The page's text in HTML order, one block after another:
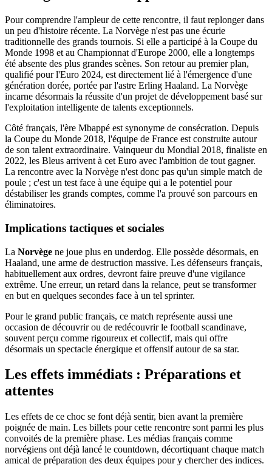
Pour comprendre l'ampleur de cette rencontre, il faut replonger dans
un peu d'histoire récente. La Norvège n'est pas une écurie
traditionnelle des grands tournois. Si elle a participé à la Coupe du
Monde 1998 et au Championnat d'Europe 2000, elle a longtemps
été absente des plus grandes scènes. Son retour au premier plan,
qualifié pour l'Euro 2024, est directement lié à l'émergence d'une
génération dorée, portée par l'astre Erling Haaland. La Norvège
incarne désormais la réussite d'un projet de développement basé sur
l'exploitation intelligente de talents exceptionnels.
Côté français, l'ère Mbappé est synonyme de consécration. Depuis
la Coupe du Monde 2018, l'équipe de France est construite autour
de son talent extraordinaire. Vainqueur du Mondial 2018, finaliste en
2022, les Bleus arrivent à cet Euro avec l'ambition de tout gagner.
La rencontre avec la Norvège n'est donc pas qu'un simple match de
poule ; c'est un test face à une équipe qui a le potentiel pour
déstabiliser les grands comptes, comme l'a prouvé son parcours en
éliminatoires.
Implications tactiques et sociales
La Norvège ne joue plus en underdog. Elle possède désormais, en
Haaland, une arme de destruction massive. Les défenseurs français,
habituellement aux ordres, devront faire preuve d'une vigilance
extrême. Une erreur, un retard dans la relance, peut se transformer
en but en quelques secondes face à un tel sprinter.
Pour le grand public français, ce match représente aussi une
occasion de découvrir ou de redécouvrir le football scandinave,
souvent perçu comme rigoureux et collectif, mais qui offre
désormais un spectacle énergique et offensif autour de sa star.
Les effets immédiats : Préparations et
attentes
Les effets de ce choc se font déjà sentir, bien avant la première
poignée de main. Les billets pour cette rencontre sont parmi les plus
convoités de la première phase. Les médias français comme
norvégiens ont déjà lancé le countdown, décortiquant chaque match
amical de préparation des deux équipes pour y chercher des indices.